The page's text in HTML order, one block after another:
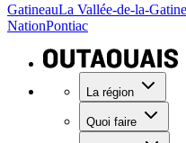
GatineauLa Vallée-de-la-
NationPontiac
La région
Quoi faire